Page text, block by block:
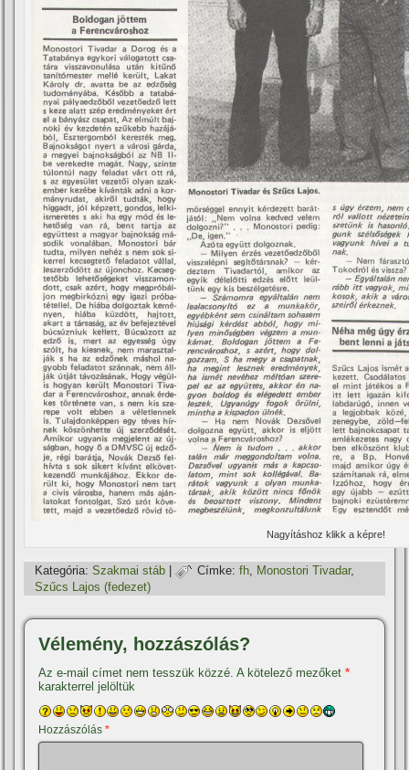
Nagyí­táshoz klikk a képre!
Kategória: Szakmai stáb Címke: fh Monostori Tivadar,
Szűcs Lajos (fedezet)
Vélemény, hozzászólás?
Az e-mail címet nem tesszük közzé. A kötelező mezőket*
karakterrel jelöltük
Hozzászólás*